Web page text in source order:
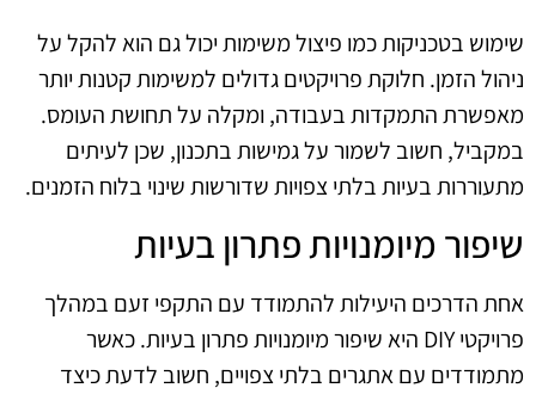
שימוש בטכניקות כמו פיצול משימות יכול גם הוא להקל על
ניהול הזמן. חלוקת פרויקטים גדולים למשימות קטנות יותר
מאפשרת התמקדות בעבודה, ומקלה על תחושת העומס.
במקביל, חשוב לשמור על גמישות בתכנון, שכן לעיתים
מתעוררות בעיות בלתי צפויות שדורשות שינוי בלוח הזמנים.
שיפור מיומנויות פתרון בעיות
אחת הדרכים היעילות להתמודד עם התקפי זעם במהלך
פרויקטי DIY היא שיפור מיומנויות פתרון בעיות. כאשר
מתמודדים עם אתגרים בלתי צפויים, חשוב לדעת כיצד